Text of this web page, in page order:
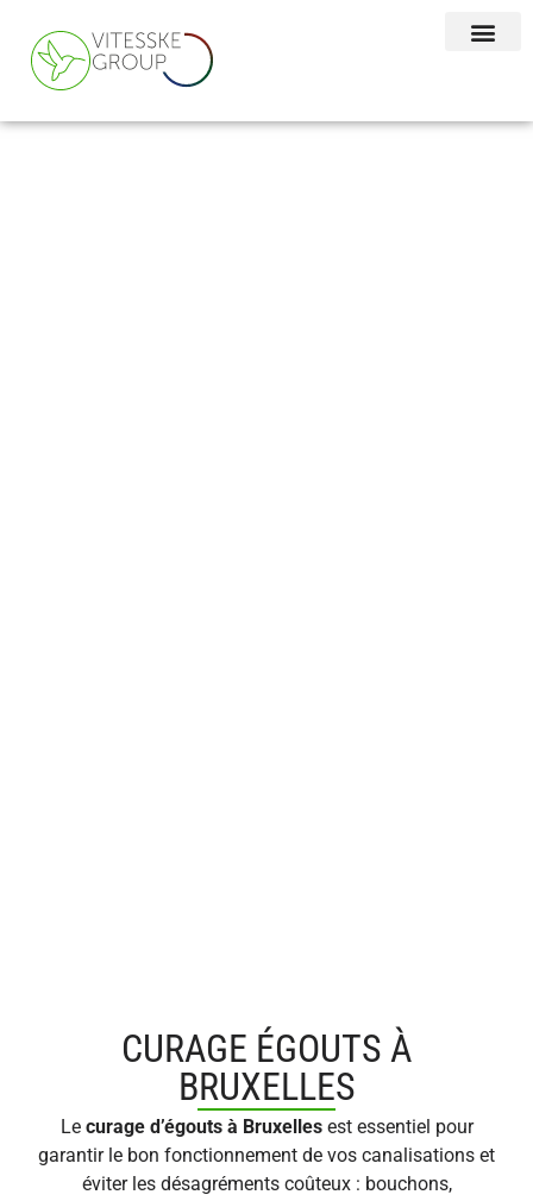
CURAGE ÉGOUTS À
BRUXELLES
Le curage d’égouts à Bruxellesest essentiel pour
garantir le bon fonctionnement de vos canalisations et
éviter les désagréments coûteux : bouchons,